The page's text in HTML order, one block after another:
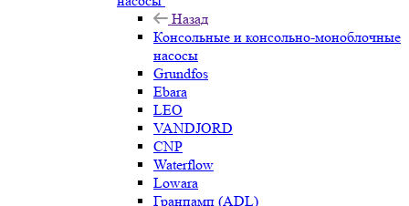
Назад
Консольные и консольно-моноблочные
насосы
Grundfos
Ebara
LEO
VANDJORD
CNP
Waterflow
Lowara
Гранпамп (ADL)